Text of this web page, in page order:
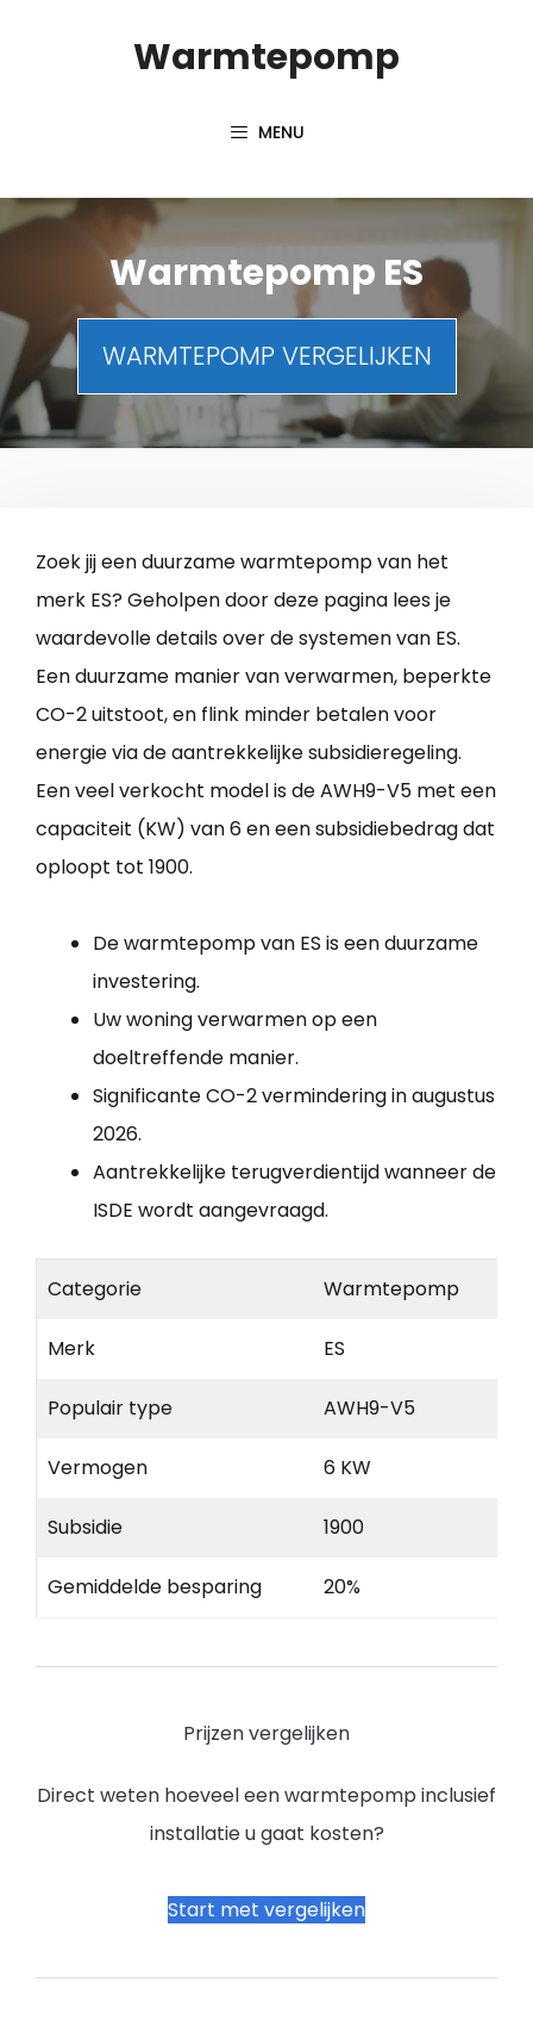
Warmtepomp
MENU
Warmtepomp ES
WARMTEPOMP VERGELIJKEN
Zoek jij een duurzame warmtepomp van het
merk ES? Geholpen door deze pagina lees je
waardevolle details over de systemen van ES.
Een duurzame manier van verwarmen, beperkte
CO-2 uitstoot, en flink minder betalen voor
energie via de aantrekkelijke subsidieregeling.
Een veel verkocht model is de AWH9-V5 met een
capaciteit (KW) van 6 en een subsidiebedrag dat
oploopt tot 1900.
De warmtepomp van ES is een duurzame
investering.
Uw woning verwarmen op een
doeltreffende manier.
Significante CO-2 vermindering in augustus
2026.
Aantrekkelijke terugverdientijd wanneer de
ISDE wordt aangevraagd.
Categorie Warmtepomp
Merk ES
Populair type AWH9-V5
Vermogen 6 KW
Subsidie 1900
Gemiddelde besparing 20%
Prijzen vergelijken
Direct weten hoeveel een warmtepomp inclusief
installatie u gaat kosten?
Start met vergelijken